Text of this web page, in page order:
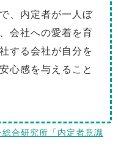
、内定者が一人ぼ
会社への愛着を育
する会社が自分を
心感を与えること
合研究所「内定者意識